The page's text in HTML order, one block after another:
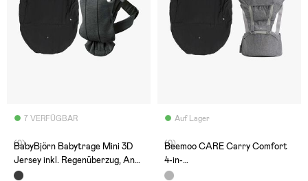
7 VERFÜGBAR
(0)
BabyBjörn Babytrage Mini 3D
Jersey inkl. Regenüberzug, Anth
razit
Auf Lager
(0)
Beemoo CARE Carry Comfort
4-in-
1 Babytrage & Hüfttrage inkl. R